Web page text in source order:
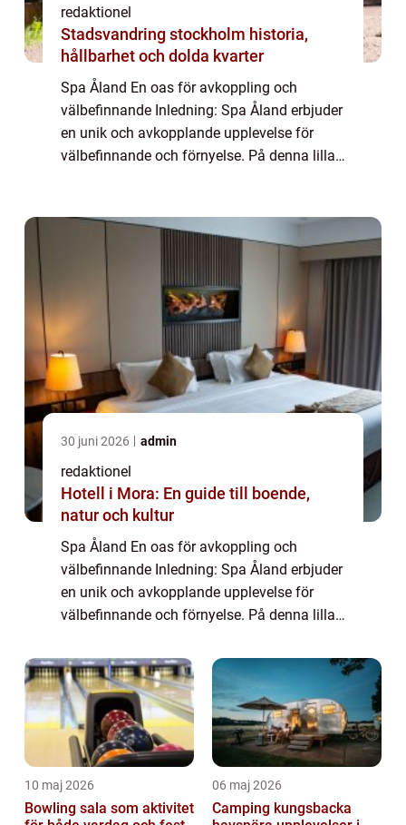
redaktionel
Stadsvandring stockholm historia,
hållbarhet och dolda kvarter
Spa Åland En oas för avkoppling och
välbefinnande Inledning: Spa Åland erbjuder
en unik och avkopplande upplevelse för
välbefinnande och förnyelse. På denna lilla
akt...
30 juni 2026 admin
redaktionel
Hotell i Mora: En guide till boende,
natur och kultur
Spa Åland En oas för avkoppling och
välbefinnande Inledning: Spa Åland erbjuder
en unik och avkopplande upplevelse för
välbefinnande och förnyelse. På denna lilla
njuta av en rad olika spa-behandlingar och
akt...
10 maj 2026
Bowling sala som aktivitet
06 maj 2026
Camping kungsbacka